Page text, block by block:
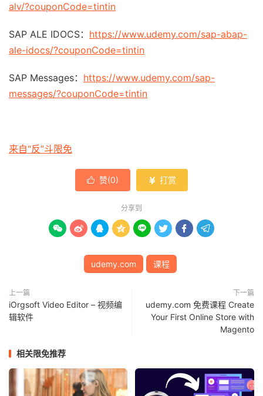
alv/?couponCode=tintin
SAP ALE IDOCS： https://www.udemy.com/sap-abap-
ale-idocs/?couponCode=tintin
SAP Messages： https://www.udemy.com/sap-
messages/?couponCode=tintin
来自“反”斗限免
 赞(0)  打赏
分享到
       
udemy.com 课程
上一篇
iOrgsoft Video Editor – 视频编
辑软件
下一篇
udemy.com 免费课程 Create
Your First Online Store with
Magento
相关限免推荐